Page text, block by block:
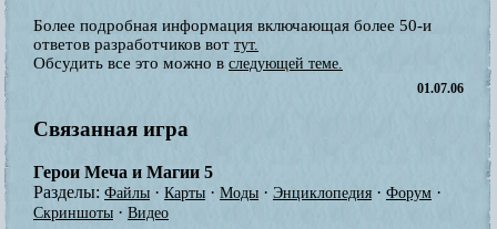
Более подробная информация включающая более 50-и
ответов разработчиков вот тут.
Обсудить все это можно в следующей теме.
01.07.06
Связанная игра
Герои Меча и Магии 5
Разделы: Файлы · Карты · Моды · Энциклопедия · Форум ·
Скриншоты · Видео